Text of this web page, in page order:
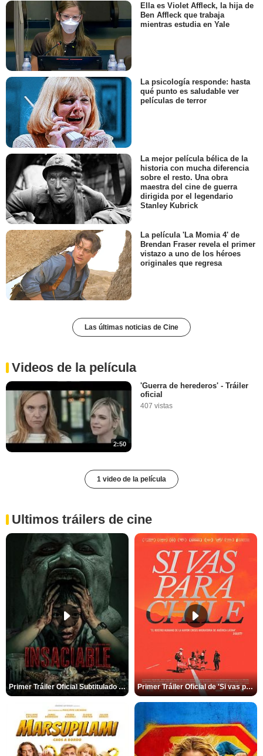
Ella es Violet Affleck, la hija de
Ben Affleck que trabaja
mientras estudia en Yale
La psicología responde: hasta
qué punto es saludable ver
películas de terror
La mejor película bélica de la
historia con mucha diferencia
sobre el resto. Una obra
maestra del cine de guerra
dirigida por el legendario
Stanley Kubrick
La película 'La Momia 4' de
Brendan Fraser revela el primer
vistazo a uno de los héroes
originales que regresa
Las últimas noticias de Cine
Videos de la película
2:50
'Guerra de herederos' - Tráiler
oficial
407 vistas
1 video de la película
Ultimos tráilers de cine
Primer Tráiler Oficial Subtitulado de 'Insaciable' Primer Tráiler Oficial de 'Si vas para Chile'